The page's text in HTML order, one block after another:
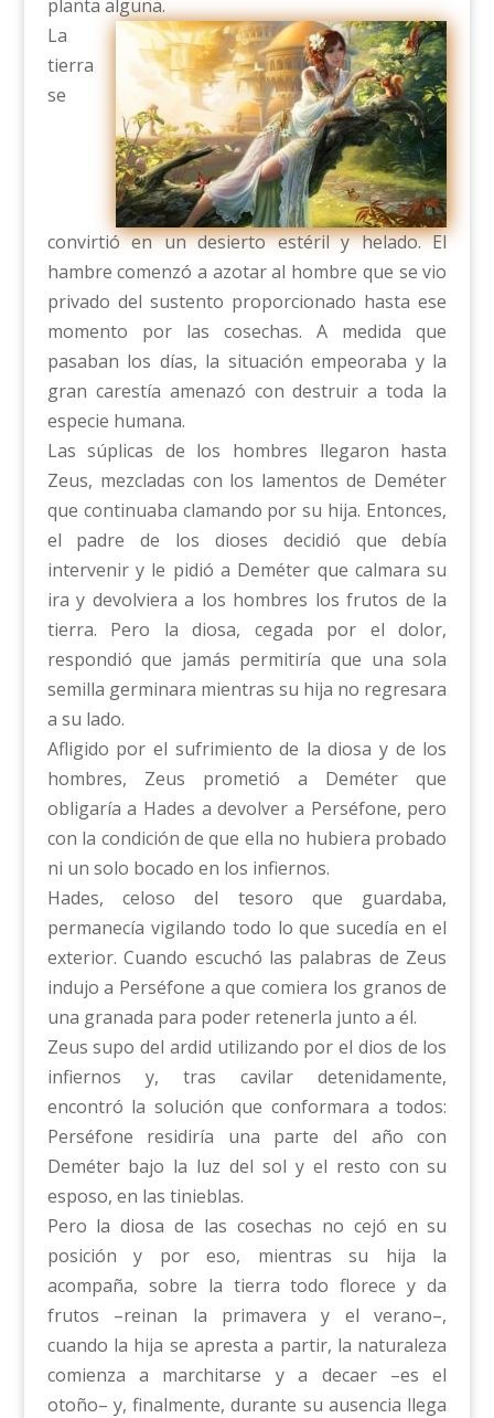
planta alguna.
La
tierra
se
convirtió en un desierto estéril y helado. El
hambre comenzó a azotar al hombre que se vio
privado del sustento proporcionado hasta ese
momento por las cosechas. A medida que
pasaban los días, la situación empeoraba y la
gran carestía amenazó con destruir a toda la
especie humana.
Las súplicas de los hombres llegaron hasta
Zeus, mezcladas con los lamentos de Deméter
que continuaba clamando por su hija. Entonces,
el padre de los dioses decidió que debía
intervenir y le pidió a Deméter que calmara su
ira y devolviera a los hombres los frutos de la
tierra. Pero la diosa, cegada por el dolor,
respondió que jamás permitiría que una sola
semilla germinara mientras su hija no regresara
a su lado.
Afligido por el sufrimiento de la diosa y de los
hombres, Zeus prometió a Deméter que
obligaría a Hades a devolver a Perséfone, pero
con la condición de que ella no hubiera probado
ni un solo bocado en los infiernos.
Hades, celoso del tesoro que guardaba,
permanecía vigilando todo lo que sucedía en el
exterior. Cuando escuchó las palabras de Zeus
indujo a Perséfone a que comiera los granos de
una granada para poder retenerla junto a él.
Zeus supo del ardid utilizando por el dios de los
infiernos y, tras cavilar detenidamente,
encontró la solución que conformara a todos:
Perséfone residiría una parte del año con
Deméter bajo la luz del sol y el resto con su
esposo, en las tinieblas.
Pero la diosa de las cosechas no cejó en su
posición y por eso, mientras su hija la
acompaña, sobre la tierra todo florece y da
frutos –reinan la primavera y el verano–,
cuando la hija se apresta a partir, la naturaleza
comienza a marchitarse y a decaer –es el
otoño– y, finalmente, durante su ausencia llega